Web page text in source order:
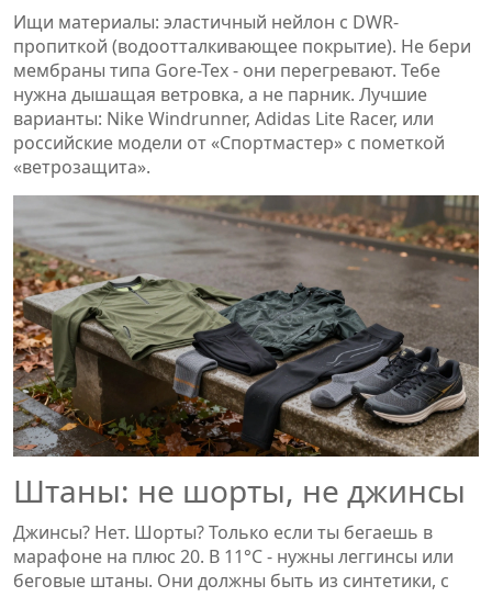
Ищи материалы: эластичный нейлон с DWR-
пропиткой (водоотталкивающее покрытие). Не бери
мембраны типа Gore-Tex - они перегревают. Тебе
нужна дышащая ветровка, а не парник. Лучшие
варианты: Nike Windrunner, Adidas Lite Racer, или
российские модели от «Спортмастер» с пометкой
«ветрозащита».
Штаны: не шорты, не джинсы
Джинсы? Нет. Шорты? Только если ты бегаешь в
марафоне на плюс 20. В 11°C - нужны леггинсы или
беговые штаны. Они должны быть из синтетики, с